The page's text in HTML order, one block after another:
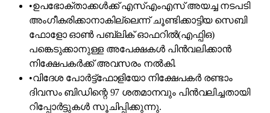
•ഉപഭോക്താക്കൾക്ക് എസ്എംഎസ് അയച്ച നടപടി
അംഗീകരിക്കാനാകില്ലെന്ന് ചൂണ്ടിക്കാട്ടിയ സെബി
ഫോളോ ഓൺ പബ്ലിക് ഓഫറിൽ(എഫ്പിഒ)
പങ്കെടുക്കാനുള്ള അപേക്ഷകൾ പിൻവലിക്കാൻ
നിക്ഷേപകർക്ക് അവസരം നൽകി.
•വിദേശ പോർട്ട്ഫോളിയോ നിക്ഷേപകർ രണ്ടാം
ദിവസം ബിഡിന്റെ 97 ശതമാനവും പിൻവലിച്ചതായി
റിപ്പോർട്ടുകൾ സൂചിപ്പിക്കുന്നു.